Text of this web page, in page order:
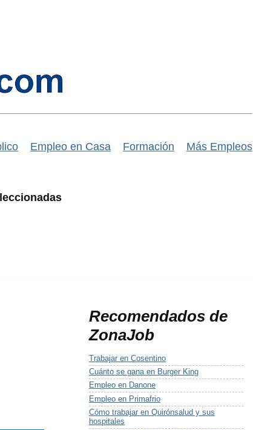
Empleo en Casa Formación Más Empleos
Recomendados de
ZonaJob
Trabajar en Cosentino
Cuánto se gana en Burger King
Empleo en Danone
Empleo en Primafrio
Cómo trabajar en Quirónsalud y sus
hospitales